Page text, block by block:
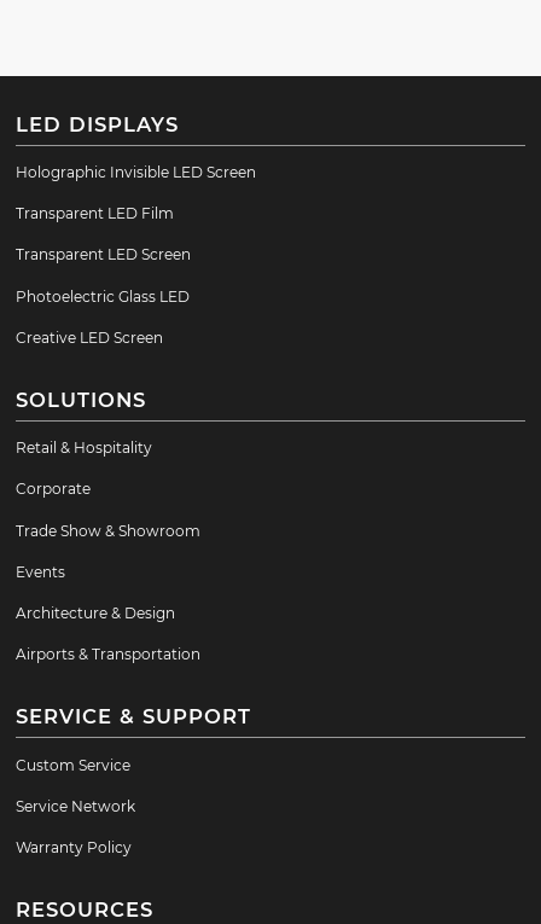
LED DISPLAYS
Holographic Invisible LED Screen
Transparent LED Film
Transparent LED Screen
Photoelectric Glass LED
Creative LED Screen
SOLUTIONS
Retail & Hospitality
Corporate
Trade Show & Showroom
Events
Architecture & Design
Airports & Transportation
SERVICE & SUPPORT
Custom Service
Service Network
Warranty Policy
RESOURCES